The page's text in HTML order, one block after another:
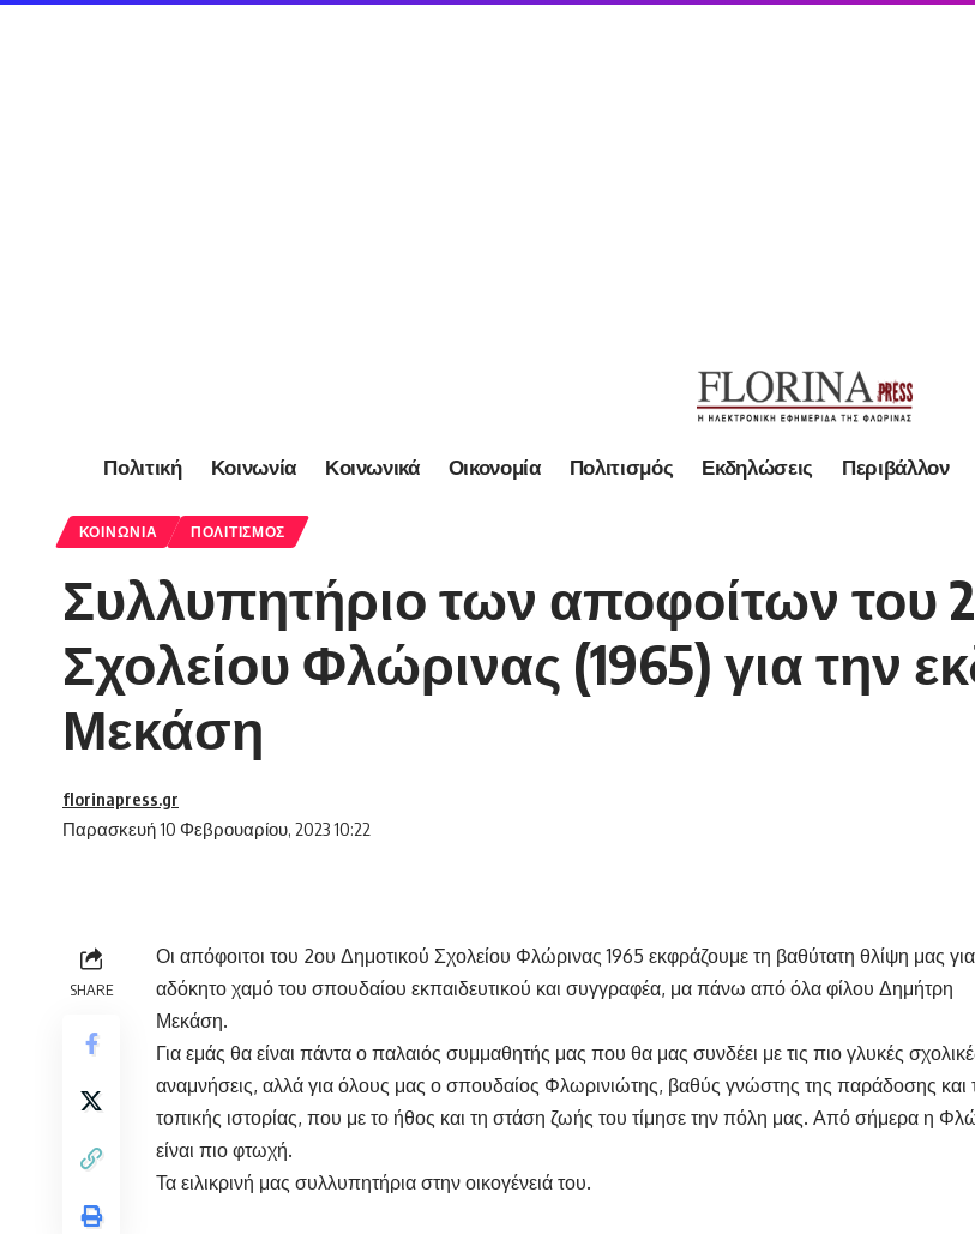
Πολιτική Κοινωνία Κοινωνικά Οικονομία Πολιτισμός Εκδηλώσεις Περιβάλλον
ΚΟΙΝΩΝΊΑ ΠΟΛΙΤΙΣΜΌΣ
Συλλυπητήριο των αποφοίτων του
Σχολείου Φλώρινας (1965) για την
Μεκάση
Παρασκευή 10 Φεβρουαρίου, 2023 10:22
florinapress.gr
SHARE
Οι απόφοιτοι του 2ου Δημοτικού Σχολείου Φλώρινας 1965 εκφράζουμε τη βαθύτατη θλίψη μας
αδόκητο χαμό του σπουδαίου εκπαιδευτικού και συγγραφέα, μα πάνω από όλα φίλου Δημήτρη
Μεκάση.
Για εμάς θα είναι πάντα ο παλαιός συμμαθητής μας που θα μας συνδέει με τις πιο γλυκές
αναμνήσεις, αλλά για όλους μας ο σπουδαίος Φλωρινιώτης, βαθύς γνώστης της παράδοσης και
τοπικής ιστορίας, που με το ήθος και τη στάση ζωής του τίμησε την πόλη μας. Από σήμερα η
είναι πιο φτωχή.
Τα ειλικρινή μας συλλυπητήρια στην οικογένειά του.